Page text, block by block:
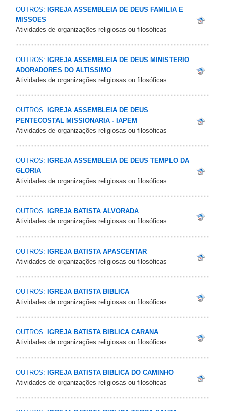
OUTROS: IGREJA ASSEMBLEIA DE DEUS FAMILIA E
MISSOES
Atividades de organizações religiosas ou filosóficas
OUTROS: IGREJA ASSEMBLEIA DE DEUS MINISTERIO
ADORADORES DO ALTISSIMO
Atividades de organizações religiosas ou filosóficas
OUTROS: IGREJA ASSEMBLEIA DE DEUS
PENTECOSTAL MISSIONARIA - IAPEM
Atividades de organizações religiosas ou filosóficas
OUTROS: IGREJA ASSEMBLEIA DE DEUS TEMPLO DA
GLORIA
Atividades de organizações religiosas ou filosóficas
OUTROS: IGREJA BATISTA ALVORADA
Atividades de organizações religiosas ou filosóficas
OUTROS: IGREJA BATISTA APASCENTAR
Atividades de organizações religiosas ou filosóficas
OUTROS: IGREJA BATISTA BIBLICA
Atividades de organizações religiosas ou filosóficas
OUTROS: IGREJA BATISTA BIBLICA CARANA
Atividades de organizações religiosas ou filosóficas
OUTROS: IGREJA BATISTA BIBLICA DO CAMINHO
Atividades de organizações religiosas ou filosóficas